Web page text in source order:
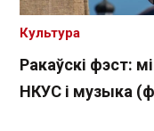
Ракаўскі фэст:
НКУС і музыка
Культура